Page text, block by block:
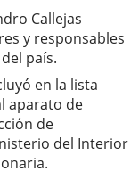
Callejas
y responsables
país.
en la lista
aparato de
de
del Interior